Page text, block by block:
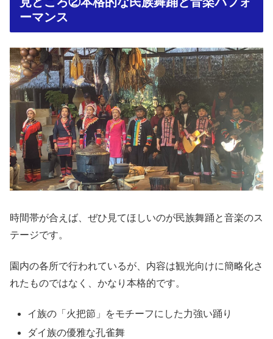
ーマンス
時間帯が合えば、ぜひ見てほしいのが民族舞踊と音楽のス
テージです。
園内の各所で行われているが、内容は観光向けに簡略化さ
れたものではなく、かなり本格的です。
イ族の「火把節」をモチーフにした力強い踊り
ダイ族の優雅な孔雀舞